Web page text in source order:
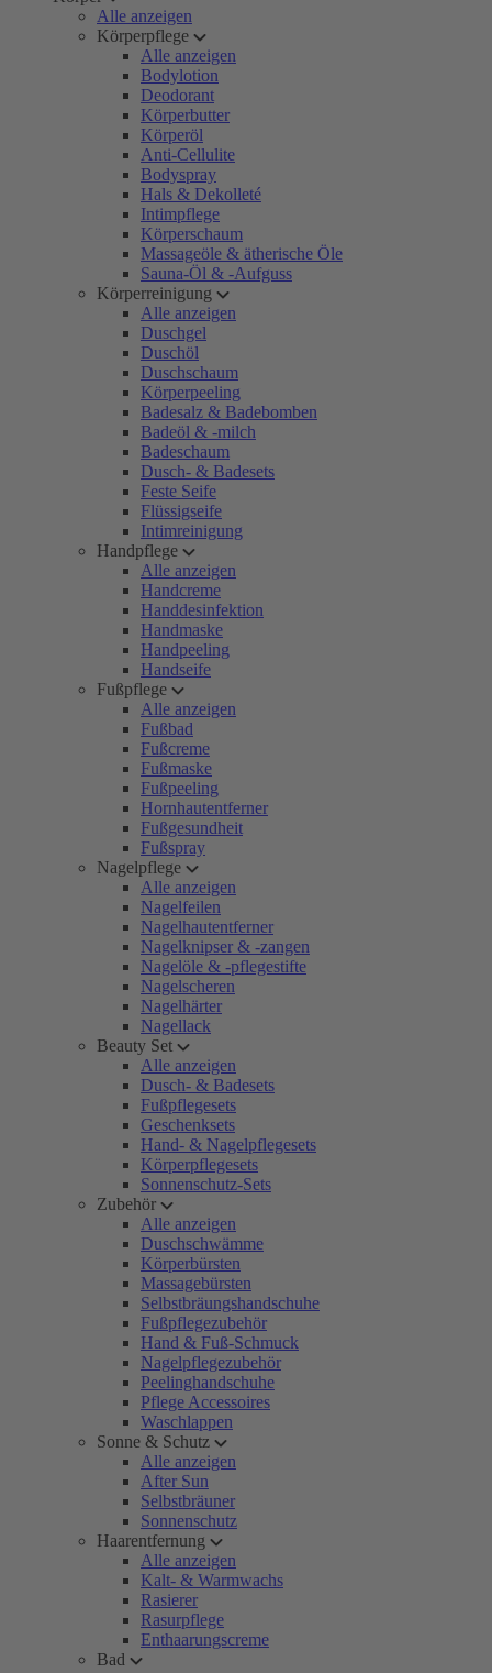
Alle anzeigen
Körperpflege
Alle anzeigen
Bodylotion
Deodorant
Körperbutter
Körperöl
Anti-Cellulite
Bodyspray
Hals & Dekolleté
Intimpflege
Körperschaum
Massageöle & ätherische Öle
Sauna-Öl & -Aufguss
Körperreinigung
Alle anzeigen
Duschgel
Duschöl
Duschschaum
Körperpeeling
Badesalz & Badebomben
Badeöl & -milch
Badeschaum
Dusch- & Badesets
Feste Seife
Flüssigseife
Intimreinigung
Handpflege
Alle anzeigen
Handcreme
Handdesinfektion
Handmaske
Handpeeling
Handseife
Fußpflege
Alle anzeigen
Fußbad
Fußcreme
Fußmaske
Fußpeeling
Hornhautentferner
Fußgesundheit
Fußspray
Nagelpflege
Alle anzeigen
Nagelfeilen
Nagelhautentferner
Nagelknipser & -zangen
Nagelöle & -pflegestifte
Nagelscheren
Nagelhärter
Nagellack
Beauty Set
Alle anzeigen
Dusch- & Badesets
Fußpflegesets
Geschenksets
Hand- & Nagelpflegesets
Körperpflegesets
Sonnenschutz-Sets
Zubehör
Alle anzeigen
Duschschwämme
Körperbürsten
Massagebürsten
Selbstbräungshandschuhe
Fußpflegezubehör
Hand & Fuß-Schmuck
Nagelpflegezubehör
Peelinghandschuhe
Pflege Accessoires
Waschlappen
Sonne & Schutz
Alle anzeigen
After Sun
Selbstbräuner
Sonnenschutz
Haarentfernung
Alle anzeigen
Kalt- & Warmwachs
Rasierer
Rasurpflege
Enthaarungscreme
Bad